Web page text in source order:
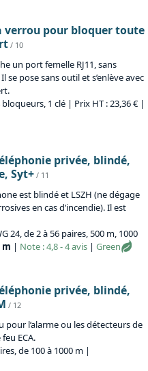
verrou pour bloquer toute
/ 10
un port femelle RJ11, sans
se pose sans outil et s’enlève avec
bloqueurs, 1 clé | Prix HT : 23,36 € |
privée, blindé,
Syt+/ 11
est blindé et LSZH (ne dégage
en cas d’incendie). Il est
24, de 2 à 56 paires, 500 m, 1000
m | Note : 4,8 - 4 avis | Green
privée, blindé,
/ 12
pour l’alarme ou les détecteurs de
ECA.
de 100 à 1000 m |